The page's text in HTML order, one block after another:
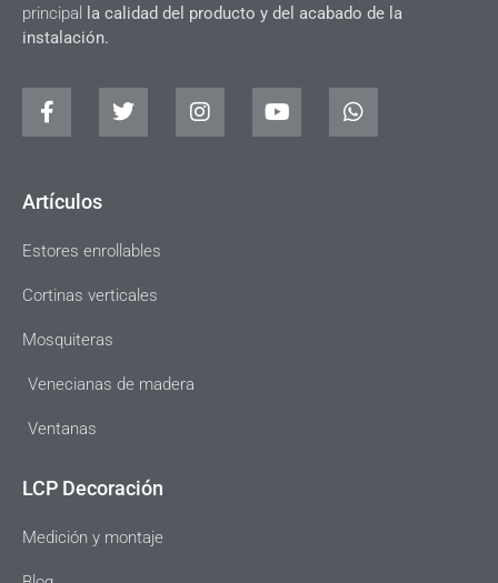
principal
la calidad del producto y del acabado de la
instalación.
Artículos
Estores enrollables
Cortinas verticales
Mosquiteras
Venecianas de madera
Ventanas
LCP Decoración
Medición y montaje